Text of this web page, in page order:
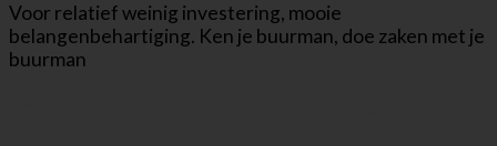
Voor relatief weinig investering, mooie
belangenbehartiging. Ken je buurman, doe zaken met je
buurman